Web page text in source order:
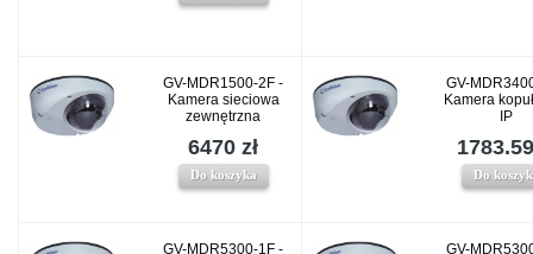
GV-MDR1500-2F -
Kamera sieciowa
zewnętrzna
6470 zł
Do koszyka
GV-
Kamera
IP
Do
GV-MDR5300-1F -
GV-